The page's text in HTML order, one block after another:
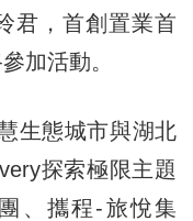
君，首創置業首
加活動。
生態城市與湖北
探索極限主題
、攜程-旅悅集